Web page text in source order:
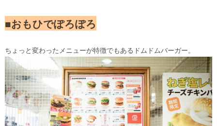
■おもひでぽろぽろ
ちょっと変わったメニューが特徴でもあるドムドムバーガー。